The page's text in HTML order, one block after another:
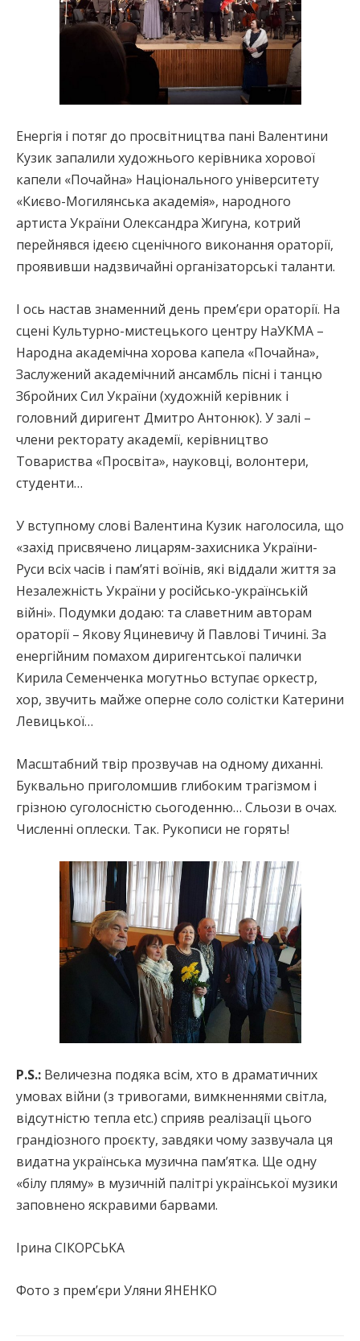
Енергія і потяг до просвітництва пані Валентини
Кузик запалили художнього керівника хорової
капели «Почайна» Національного університету
«Києво-Могилянська академія», народного
артиста України Олександра Жигуна, котрий
перейнявся ідеєю сценічного виконання ораторії,
проявивши надзвичайні організаторські таланти.
І ось настав знаменний день прем’єри ораторії. На
сцені Культурно-мистецького центру НаУКМА –
Народна академічна хорова капела «Почайна»,
Заслужений академічний ансамбль пісні і танцю
Збройних Сил України (художній керівник і
головний диригент Дмитро Антонюк). У залі –
члени ректорату академії, керівництво
Товариства «Просвіта», науковці, волонтери,
студенти…
У вступному слові Валентина Кузик наголосила, що
«захід присвячено лицарям-захисника України-
Руси всіх часів і пам’яті воїнів, які віддали життя за
Незалежність України у російсько-українській
війні». Подумки додаю: та славетним авторам
ораторії – Якову Яциневичу й Павлові Тичині. За
енергійним помахом диригентської палички
Кирила Семенченка могутньо вступає оркестр,
хор, звучить майже оперне соло солістки Катерини
Левицької…
Масштабний твір прозвучав на одному диханні.
Буквально приголомшив глибоким трагізмом і
грізною суголосністю сьогоденню… Сльози в очах.
Численні оплески. Так. Рукописи не горять!
P.S.: Величезна подяка всім, хто в драматичних
умовах війни (з тривогами, вимкненнями світла,
відсутністю тепла etc.) сприяв реалізації цього
грандіозного проєкту, завдяки чому зазвучала ця
видатна українська музична пам’ятка. Ще одну
«білу пляму» в музичній палітрі української музики
заповнено яскравими барвами.
Ірина СІКОРСЬКА
Фото з прем’єри Уляни ЯНЕНКО